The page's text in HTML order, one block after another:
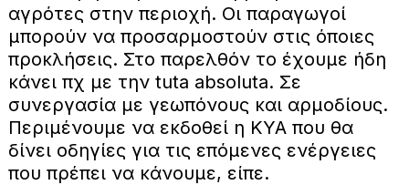
αγρότες στην περιοχή. Οι παραγωγοί
μπορούν να προσαρμοστούν στις όποιες
προκλήσεις. Στο παρελθόν το έχουμε ήδη
κάνει πχ με την tuta absoluta. Σε
συνεργασία με γεωπόνους και αρμοδίους.
Περιμένουμε να εκδοθεί η ΚΥΑ που θα
δίνει οδηγίες για τις επόμενες ενέργειες
που πρέπει να κάνουμε, είπε.